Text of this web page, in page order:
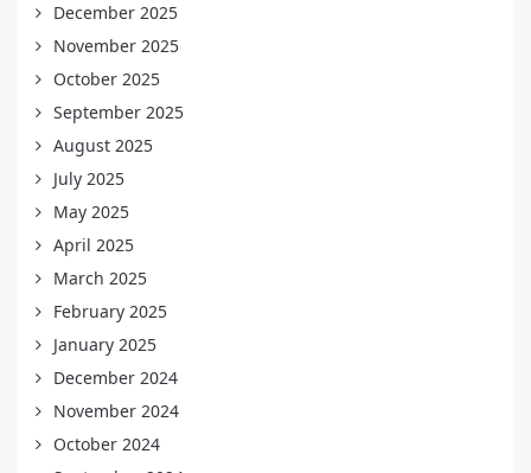
December 2025
November 2025
October 2025
September 2025
August 2025
July 2025
May 2025
April 2025
March 2025
February 2025
January 2025
December 2024
November 2024
October 2024